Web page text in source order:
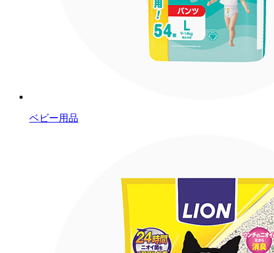
ベビー用品